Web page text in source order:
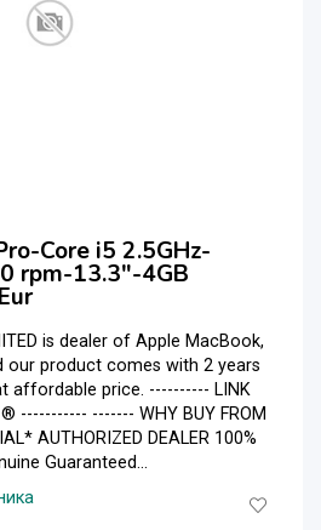
Core i5 2.5GHz-
rpm-13.3"-4GB
is dealer of Apple MacBook,
our product comes with 2 years
affordable price. ---------- LINK
® ----------- ------- WHY BUY FROM
AUTHORIZED DEALER 100%
Guaranteed...